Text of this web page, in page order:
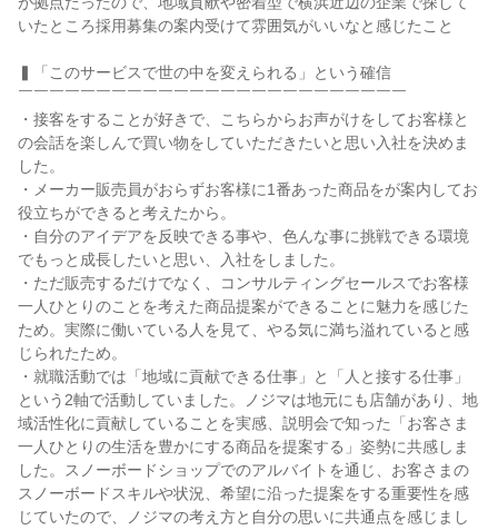
いたところ採用募集の案内受けて雰囲気がいいなと感じたこと
▍「このサービスで世の中を変えられる」という確信
￣￣￣￣￣￣￣￣￣￣￣￣￣￣￣￣￣￣￣￣￣￣￣￣￣
・接客をすることが好きで、こちらからお声がけをしてお客様と
の会話を楽しんで買い物をしていただきたいと思い入社を決めま
した。
・メーカー販売員がおらずお客様に1番あった商品をが案内してお
役立ちができると考えたから。
・自分のアイデアを反映できる事や、色んな事に挑戦できる環境
でもっと成長したいと思い、入社をしました。
・ただ販売するだけでなく、コンサルティングセールスでお客様
一人ひとりのことを考えた商品提案ができることに魅力を感じた
ため。実際に働いている人を見て、やる気に満ち溢れていると感
じられたため。
・就職活動では「地域に貢献できる仕事」と「人と接する仕事」
という2軸で活動していました。ノジマは地元にも店舗があり、地
域活性化に貢献していることを実感、説明会で知った「お客さま
一人ひとりの生活を豊かにする商品を提案する」姿勢に共感しま
した。スノーボードショップでのアルバイトを通じ、お客さまの
スノーボードスキルや状況、希望に沿った提案をする重要性を感
じていたので、ノジマの考え方と自分の思いに共通点を感じまし